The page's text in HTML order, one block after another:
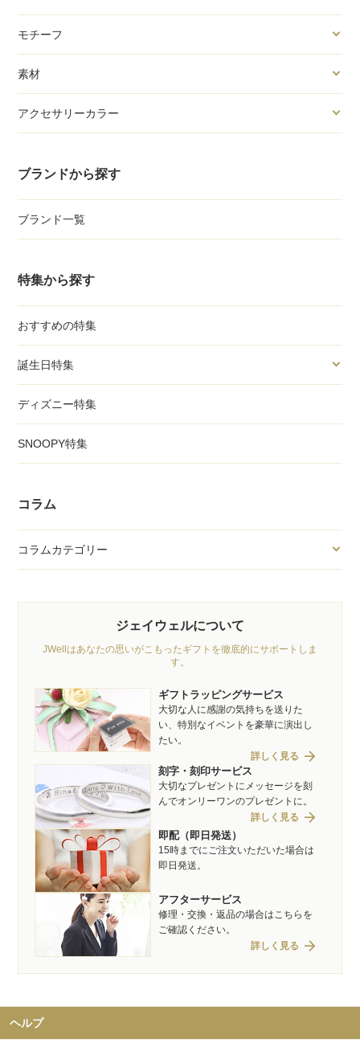
モチーフ
素材
アクセサリーカラー
ブランドから探す
ブランド一覧
特集から探す
おすすめの特集
誕生日特集
ディズニー特集
SNOOPY特集
コラム
コラムカテゴリー
ジェイウェルについて
JWellはあなたの思いがこもったギフトを徹底的にサポートしま
す。
ギフトラッピングサービス
大切な人に感謝の気持ちを送りた
い、特別なイベントを豪華に演出し
たい。
詳しく見る arrow_forward
刻字・刻印サービス
大切なプレゼントにメッセージを刻
んでオンリーワンのプレゼントに。
詳しく見る arrow_forward
即配（即日発送）
15時までにご注文いただいた場合は
即日発送。
アフターサービス
修理・交換・返品の場合はこちらを
ご確認ください。
詳しく見る arrow_forward
ヘルプ